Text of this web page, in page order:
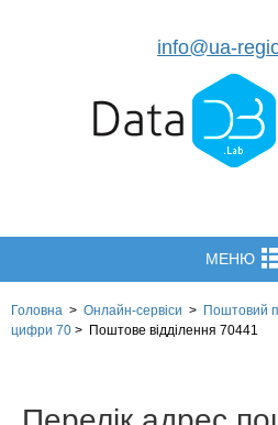
info@ua-
МЕНЮ
Головна > Онлайн-сервіси > Поштовий
цифри 70 > Поштове відділення 70441